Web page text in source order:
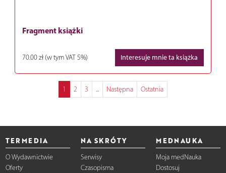
Fragment książki
70.00 zł (w tym VAT 5%) Interesuje mnie ta książka
1 2 3 ... Następna Ostatnia
TERMEDIA
O Wydawnictwie
Oferty
NA SKRÓTY
Serwisy
Czasopisma
MEDNAUKA
Moja medNauka
Dostosuj